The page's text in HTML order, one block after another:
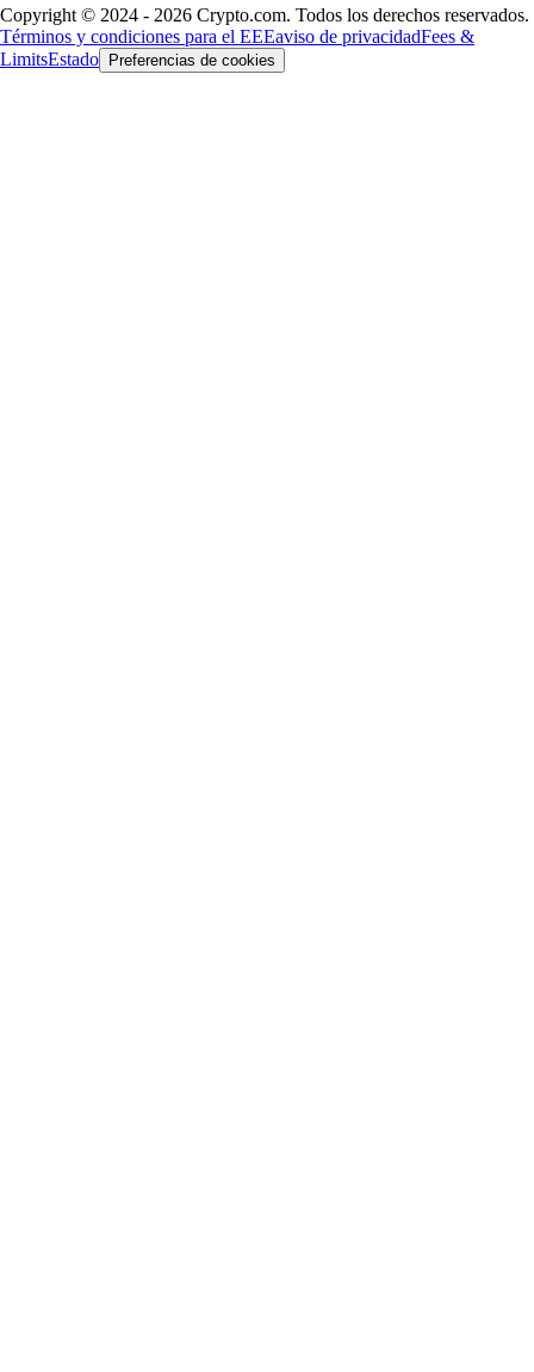
Copyright © 2024 - 2026 Crypto.com. Todos los derechos reservados.
Términos y condiciones para el EEEaviso de privacidadFees &
LimitsEstado Preferencias de cookies